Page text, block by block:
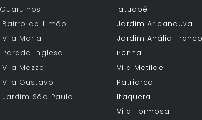
Guarulhos
Bairro do Limão
Vila Maria
Parada Inglesa
Vila Mazzei
Vila Gustavo
Jardim São Paulo
Tatuapé
Jardim Aricanduva
Jardim Anália Franco
Penha
Vila Matilde
Patriarca
Itaquera
Vila Formosa